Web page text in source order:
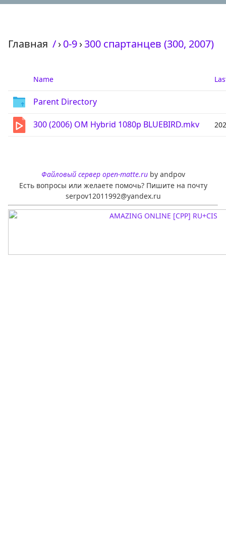
Главная /›0-9›300 спартанцев (300, 2007)
Name
Parent Directory
300 (2006) OM Hybrid 1080p BLUEBIRD.mkv
Файловый сервер open-matte.ruby andpov
Есть вопросы или желаете помочь? Пишите на почту
serpov12011992@yandex.ru